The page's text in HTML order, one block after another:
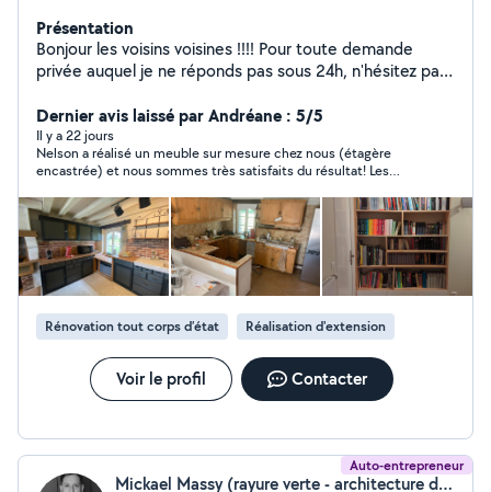
Présentation
Bonjour les voisins voisines !!!! Pour toute demande
privée auquel je ne réponds pas sous 24h, n'hésitez pas
par l'application AlloVoisins et je ne peux vous répondre
Doté d'un esprit constructif dans de nombreux
domaines , minutieux et inventif , je suis disponible très
rapidement. Envoyez moi des précisions pour que je
puisse vous conseiller au mieux : au besoin, je passe
volontiers gratuitement étudier votre projet sur place.
Artisan d'art, pose de parquet stratifié, moquette, Lino ,
électricité, montage/customisation/restauration de
meubles, tapisserie je suis LA personne qu'il vous faut.
J'adore donner une deuxième vie au meubles ou les
créer sur mesure. N'hésitez pas à me demander de
l'aide A Votre Service Nelson
Dernier avis laissé par Andréane : 5/5
Il y a 22 jours
Nelson a réalisé un meuble sur mesure chez nous (étagère
encastrée) et nous sommes très satisfaits du résultat! Les
fait pour intégrer au mieux nos envies! Les délais d’intervention
sont courts et le travail est très soigné! Nous recommandons
sans hésiter Nelson!
Rénovation tout corps d’état Réalisation d'extension
Voir le profil Contacter
Auto-entrepreneur
Mickael Massy (rayure verte - architecture d’intérieur)